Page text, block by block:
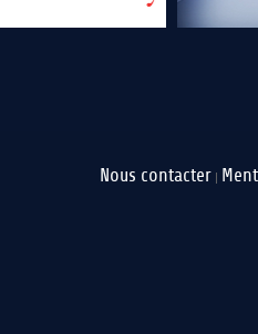
Nous contacter |